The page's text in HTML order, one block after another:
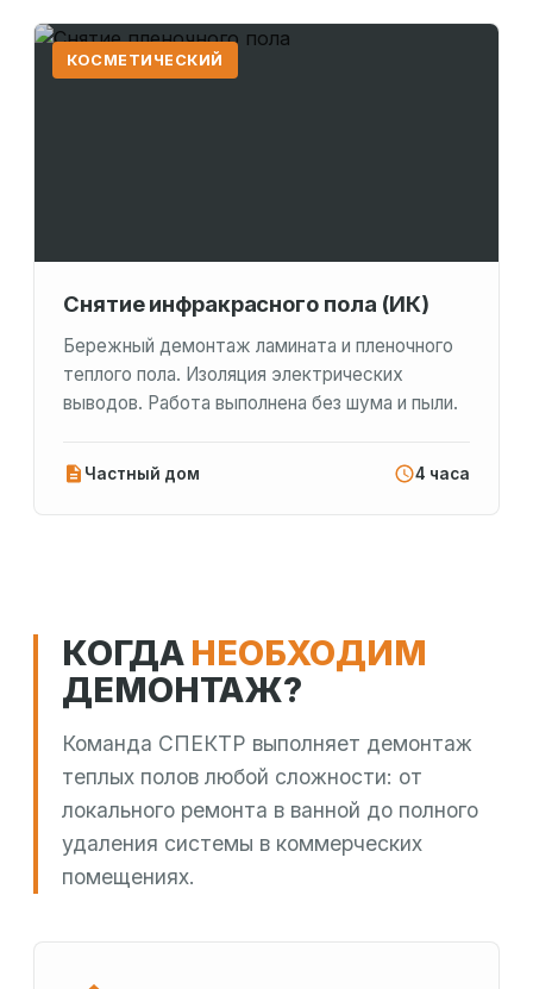
КОСМЕТИЧЕСКИЙ
Снятие инфракрасного пола (ИК)
Бережный демонтаж ламината и пленочного
теплого пола. Изоляция электрических
выводов. Работа выполнена без шума и пыли.
Частный дом 4 часа
КОГДА НЕОБХОДИМ
ДЕМОНТАЖ?
Команда СПЕКТР выполняет демонтаж
теплых полов любой сложности: от
локального ремонта в ванной до полного
удаления системы в коммерческих
помещениях.